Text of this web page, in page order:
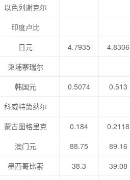
以色列谢克尔
印度卢比
日元
4.7935 4.8306
柬埔寨瑞尔
韩国元
0.5074 0.513
科威特第纳尔
蒙古图格里克
0.184 0.2118
澳门元
88.75 89.16
墨西哥比索
38.3 39.08